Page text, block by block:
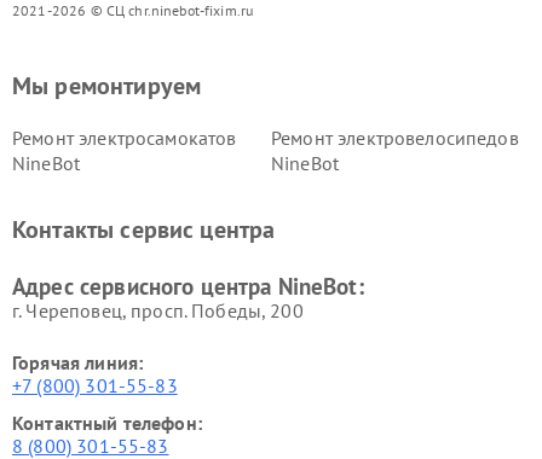
2021-2026 © СЦ chr.ninebot-fixim.ru
Мы ремонтируем
Ремонт электросамокатов
NineBot
Ремонт электровелосипедов
NineBot
Контакты сервис центра
Адрес сервисного центра NineBot:
г. Череповец, просп. Победы, 200
Горячая линия:
+7 (800) 301-55-83
Контактный телефон:
8 (800) 301-55-83